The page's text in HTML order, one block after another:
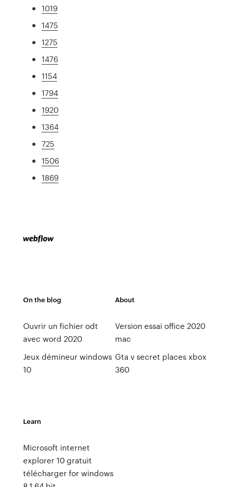
1019
1475
1275
1476
1154
1794
1920
1364
725
1506
1869
On the blog
Ouvrir un fichier odt
avec word 2020
Jeux démineur windows
10
About
Version essai office 2020
mac
Gta v secret places xbox
360
Learn
Microsoft internet
explorer 10 gratuit
télécharger for windows